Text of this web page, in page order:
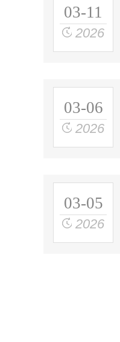
03-11
2026
03-06
2026
03-05
2026